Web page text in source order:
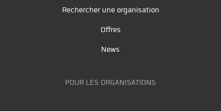
Rechercher une organisation
Offres
News
POUR LES ORGANISATIONS